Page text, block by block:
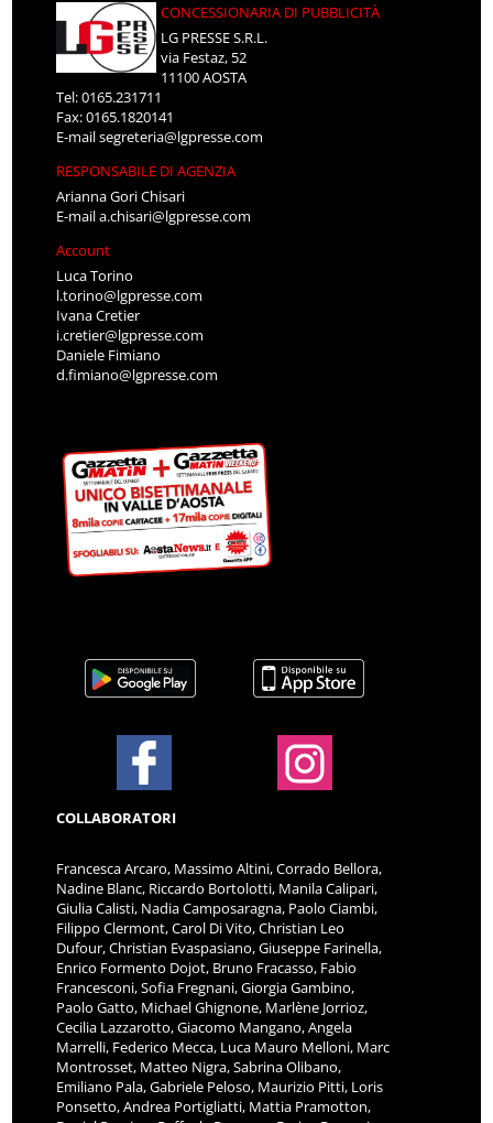
CONCESSIONARIA DI PUBBLICITÀ
LG PRESSE S.R.L.
via Festaz, 52
11100 AOSTA
Tel: 0165.231711
Fax: 0165.1820141
E-mailsegreteria@lgpresse.com
RESPONSABILE DI AGENZIA
Arianna Gori Chisari
E-maila.chisari@lgpresse.com
Account
Luca Torino
l.torino@lgpresse.com
Ivana Cretier
i.cretier@lgpresse.com
Daniele Fimiano
d.fimiano@lgpresse.com
COLLABORATORI
Francesca Arcaro, Massimo Altini, Corrado Bellora,
Nadine Blanc, Riccardo Bortolotti, Manila Calipari,
Giulia Calisti, Nadia Camposaragna, Paolo Ciambi,
Filippo Clermont, Carol Di Vito, Christian Leo
Dufour, Christian Evaspasiano, Giuseppe Farinella,
Enrico Formento Dojot, Bruno Fracasso, Fabio
Francesconi, Sofia Fregnani, Giorgia Gambino,
Paolo Gatto, Michael Ghignone, Marlène Jorrioz,
Cecilia Lazzarotto, Giacomo Mangano, Angela
Marrelli, Federico Mecca, Luca Mauro Melloni, Marc
Montrosset, Matteo Nigra, Sabrina Olibano,
Emiliano Pala, Gabriele Peloso, Maurizio Pitti, Loris
Ponsetto, Andrea Portigliatti, Mattia Pramotton,